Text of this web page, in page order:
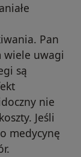
Pan
wiele uwagi
są
nie
Jeśli
medycynę